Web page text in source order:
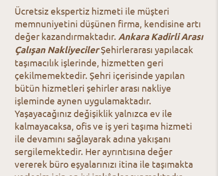
Ücretsiz ekspertiz hizmeti ile müşteri
memnuniyetini düşünen firma, kendisine artı
değer kazandırmaktadır. Ankara Kadirli Arası
Çalışan NakliyecilerŞehirlerarası yapılacak
taşımacılık işlerinde, hizmetten geri
çekilmemektedir. Şehri içerisinde yapılan
bütün hizmetleri şehirler arası nakliye
işleminde aynen uygulamaktadır.
Yaşayacağınız değişiklik yalnızca ev ile
kalmayacaksa, ofis ve iş yeri taşıma hizmeti
ile devamını sağlayarak adına yakışanı
sergilemektedir. Her ayrıntısına değer
vererek büro eşyalarınızı itina ile taşımakta